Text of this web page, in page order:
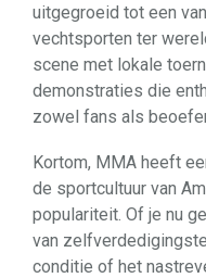
uitgegroeid tot een
vechtsporten ter
scene met lokale
demonstraties die
zowel fans als
Kortom, MMA heeft
de sportcultuur van
populariteit. Of je nu
van
conditie of het